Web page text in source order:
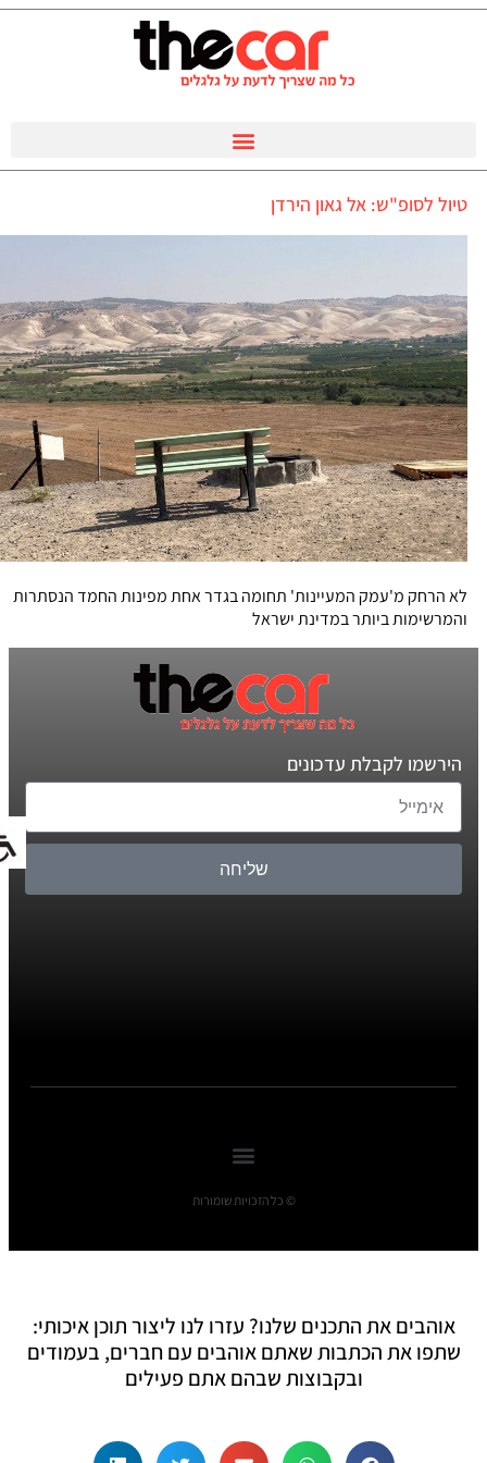
טיול לסופ"ש: אל גאון הירדן
לא הרחק מ'עמק המעיינות' תחומה בגדר אחת מפינות החמד הנסתרות
והמרשימות ביותר במדינת ישראל
הירשמו לקבלת עדכונים
שליחה
© כל הזכויות שומורות
אוהבים את התכנים שלנו? עזרו לנו ליצור תוכן איכותי:
שתפו את הכתבות שאתם אוהבים עם חברים, בעמודים
ובקבוצות שבהם אתם פעילים